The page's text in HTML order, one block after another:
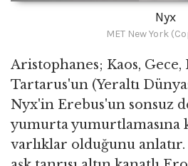
Nyx
MET New York
Aristophanes; Kaos, Gece,
Tartarus'un (Yeraltı
Nyx'in Erebus'un sonsuz
yumurta yumurtlamasına
varlıklar olduğunu